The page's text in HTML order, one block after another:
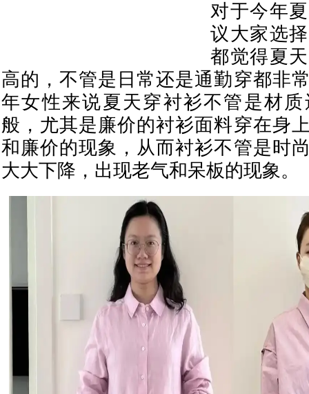
对于今年
议大家选
都觉得夏
高的，不管是日常还是通勤穿都非
年女性来说夏天穿衬衫不管是材
般，尤其是廉价的衬衫面料穿在身
和廉价的现象，从而衬衫不管是时
大大下降，出现老气和呆板的现象。